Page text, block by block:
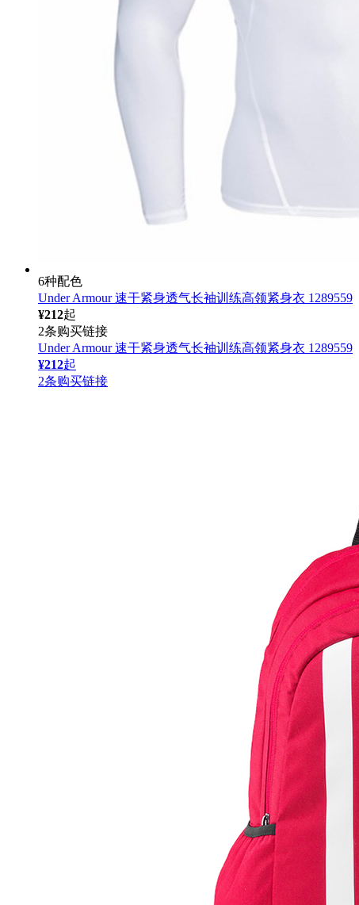
6种配色
Under Armour 速干紧身透气长袖训练高领紧身衣 1289559
¥212起
2条购买链接
Under Armour 速干紧身透气长袖训练高领紧身衣 1289559
¥212起
2条购买链接